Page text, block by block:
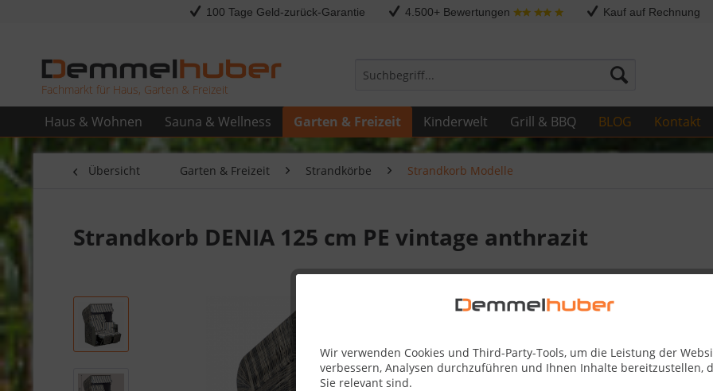
100 Tage Geld-zurück-Garantie 4.500+ Bewertungen Kauf auf Rechnung
Fachmarkt für Haus, Garten & Freizeit
Haus & Wohnen Sauna & Wellness Garten & Freizeit Kinderwelt Grill & BBQ BLOG Kontakt
Wir verwenden Cookies und Third-Party-Tools, um die Leistung der
verbessern, Analysen durchzuführen und Ihnen Inhalte bereitzustellen,
Sie relevant sind.
Übersicht Garten & Freizeit Strandkörbe Strandkorb Modelle
Strandkorb DENIA 125 cm PE vintage anthrazit
Skonto-
Kostenlose
Best-Preis-